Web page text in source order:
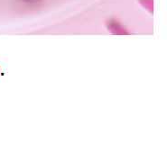
.